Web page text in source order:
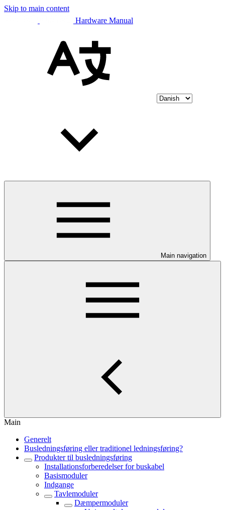
Skip to main content
Hardware Manual
Main navigation
Main
Generelt
Busledningsføring eller traditionel ledningsføring?
Produkter til busledningsføring
Installationsforberedelser for buskabel
Basismoduler
Indgange
Tavlemoduler
Dæmpermoduler